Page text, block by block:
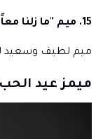
15. ميم "ما زلنا معاً بعد سنوات"
ميم لطيف وسعيد
ميمز عيد